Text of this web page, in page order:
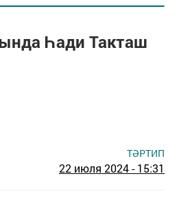
Һади Такташ
ТӘРТИП
22 июля 2024 - 15:31